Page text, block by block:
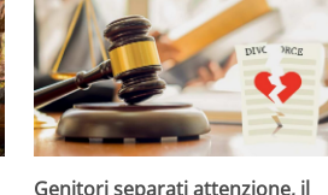
Genitori separati attenzione, il